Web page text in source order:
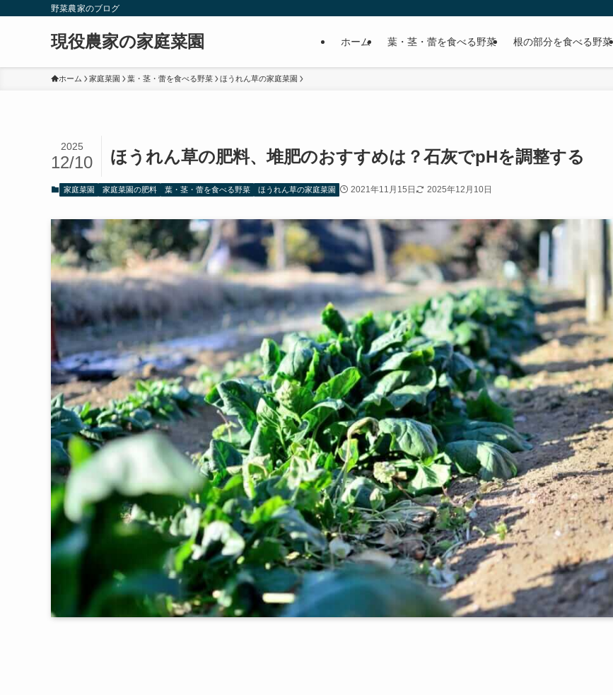
野菜農家のブログ
現役農家の家庭菜園 ホーム 葉・茎・蕾を食べる野菜 根の部分を食べる野菜
ホーム 家庭菜園 葉・茎・蕾を食べる野菜 ほうれん草の家庭菜園
ほうれん草の肥料、堆肥のおすすめは？石灰でpHを調整する
2025
12/10
家庭菜園 家庭菜園の肥料 葉・茎・蕾を食べる野菜 ほうれん草の家庭菜園 2021年11月15日 2025年12月10日